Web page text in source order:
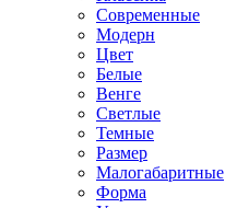
Современные
Модерн
Цвет
Белые
Венге
Светлые
Темные
Размер
Малогабаритные
Форма